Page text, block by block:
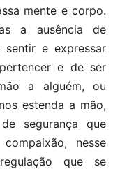
mente e corpo.
a ausência de
sentir e expressar
e de ser
a alguém, ou
estenda a mão,
segurança que
nesse
que se